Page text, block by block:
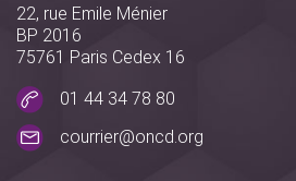
22, rue Emile Ménier
BP 2016
75761 Paris Cedex 16
01 44 34 78 80
courrier@oncd.org